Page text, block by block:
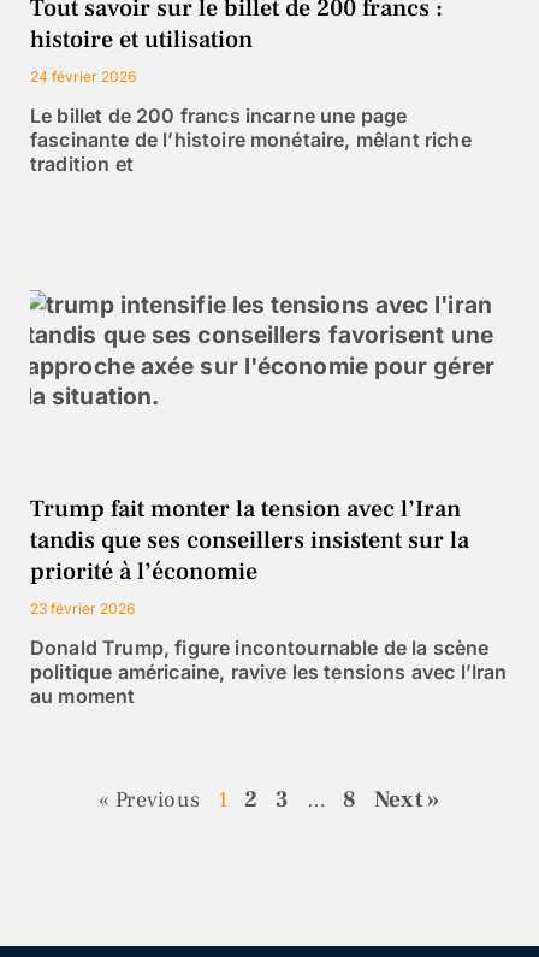
Tout savoir sur le billet de 200 francs :
histoire et utilisation
24 février 2026
Le billet de 200 francs incarne une page
fascinante de l’histoire monétaire, mêlant riche
tradition et
Trump fait monter la tension avec l’Iran
tandis que ses conseillers insistent sur la
priorité à l’économie
23 février 2026
Donald Trump, figure incontournable de la scène
politique américaine, ravive les tensions avec l’Iran
au moment
« Previous 1 2 3 … 8 Next »